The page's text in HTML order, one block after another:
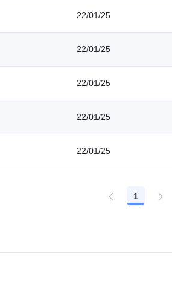
22/01/25
22/01/25
22/01/25
22/01/25
22/01/25
Página
1